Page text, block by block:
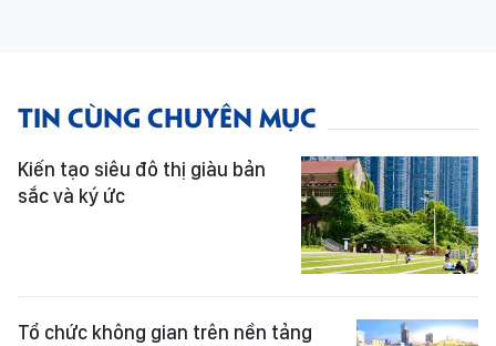
TIN CÙNG CHUYÊN MỤC
Kiến tạo siêu đô thị giàu bản
sắc và ký ức
Tổ chức không gian trên nền tảng